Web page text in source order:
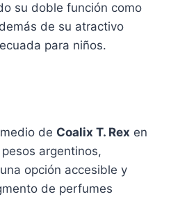
su doble función como
de su atractivo
para niños.
de Coalix T. Rex en
argentinos,
opción accesible y
de perfumes